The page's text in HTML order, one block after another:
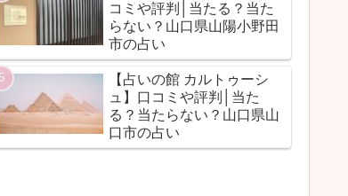
コミや評判│当たる？当た
らない？山口県山陽小野田
市の占い
【占いの館 カルトゥーシ
ュ】口コミや評判│当た
る？当たらない？山口県山
口市の占い